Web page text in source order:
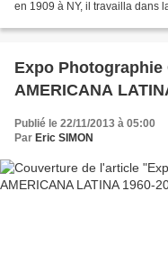
en 1909 à NY, il travailla dans
Expo
AMERICANA
Publié le 22/11/2013 à 05:00
Par Eric SIMON